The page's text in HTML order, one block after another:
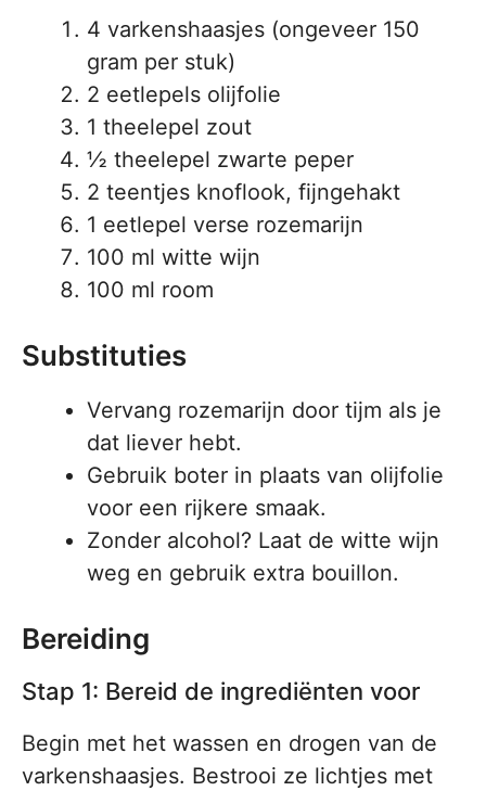
4 varkenshaasjes (ongeveer 150
gram per stuk)
2 eetlepels olijfolie
1 theelepel zout
½ theelepel zwarte peper
2 teentjes knoflook, fijngehakt
1 eetlepel verse rozemarijn
100 ml witte wijn
100 ml room
Substituties
Vervang rozemarijn door tijm als je
dat liever hebt.
Gebruik boter in plaats van olijfolie
voor een rijkere smaak.
Zonder alcohol? Laat de witte wijn
weg en gebruik extra bouillon.
Bereiding
Stap 1: Bereid de ingrediënten voor
Begin met het wassen en drogen van de
varkenshaasjes. Bestrooi ze lichtjes met